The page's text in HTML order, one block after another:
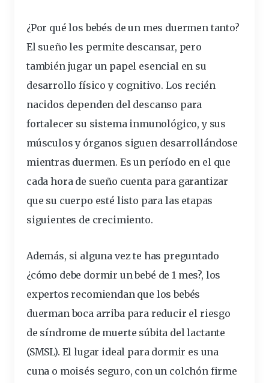
¿Por qué los bebés de un mes duermen tanto?
El sueño les permite descansar, pero
también jugar un papel esencial en su
desarrollo físico y cognitivo. Los recién
nacidos dependen del descanso para
fortalecer su sistema inmunológico, y sus
músculos y órganos siguen desarrollándose
mientras duermen. Es un período en el que
cada hora de sueño cuenta para garantizar
que su cuerpo esté listo para las etapas
siguientes de crecimiento.
Además, si alguna vez te has preguntado
¿cómo debe dormir un bebé de 1 mes?, los
expertos recomiendan que los bebés
duerman boca arriba para reducir el riesgo
de síndrome de muerte súbita del lactante
(SMSL). El lugar ideal para dormir es una
cuna o moisés seguro, con un colchón firme